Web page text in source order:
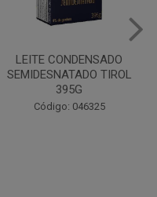
CHANTILINHO EM PO 400G
MIX
Código: 037442